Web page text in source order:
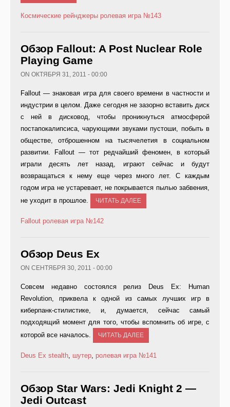
Космические рейнджеры ролевая игра №143
Обзор Fallout: A Post Nuclear Role
Playing Game
ON ОКТЯБРЯ 31, 2011 - 00:00
Fallout — знаковая игра для своего времени в частности и
индустрии в целом. Даже сегодня не зазорно вставить диск
с ней в дисковод, чтобы проникнуться атмосферой
постапокалипсиса, чарующими звуками пустоши, побыть в
обществе, отброшенном на тысячелетия в социальном
развитии. Fallout — тот редчайший феномен, в который
играли десять лет назад, играют сейчас и будут
возвращаться к нему еще через много лет. С каждым
годом игра не устаревает, не покрывается пылью забвения,
не уходит в прошлое.
ЧИТАТЬ ДАЛЕЕ
Fallout ролевая игра №142
Обзор Deus Ex
ON СЕНТЯБРЯ 30, 2011 - 00:00
Совсем недавно состоялся релиз Deus Ex: Human
Revolution, приквела к одной из самых лучших игр в
киберпанк-стилистике, и, думается, сейчас самый
подходящий момент для того, чтобы вспомнить об игре, с
которой все началось.
ЧИТАТЬ ДАЛЕЕ
Deus Ex stealth, шутер, ролевая игра №141
Обзор Star Wars: Jedi Knight 2 —
Jedi Outcast